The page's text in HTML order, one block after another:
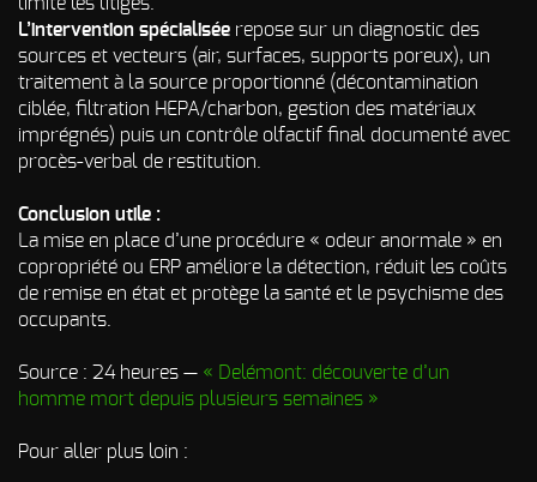
L’intervention spécialisée repose sur un diagnostic des
sources et vecteurs (air, surfaces, supports poreux), un
traitement à la source proportionné (décontamination
ciblée, filtration HEPA/charbon, gestion des matériaux
imprégnés) puis un contrôle olfactif final documenté avec
procès-verbal de restitution.
Conclusion utile :
La mise en place d’une procédure « odeur anormale » en
copropriété ou ERP améliore la détection, réduit les coûts
de remise en état et protège la santé et le psychisme des
occupants.
Source : 24 heures — « Delémont: découverte d’un
homme mort depuis plusieurs semaines »
Pour aller plus loin :